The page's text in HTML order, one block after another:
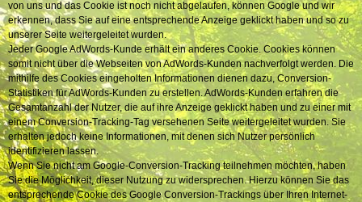
von uns und das Cookie ist noch nicht abgelaufen, können Google und wir
erkennen, dass Sie auf eine entsprechende Anzeige geklickt haben und so zu
unserer Seite weitergeleitet wurden.
Jeder Google AdWords-Kunde erhält ein anderes Cookie. Cookies können
somit nicht über die Webseiten von AdWords-Kunden nachverfolgt werden. Die
mithilfe des Cookies eingeholten Informationen dienen dazu, Conversion-
Statistiken für AdWords-Kunden zu erstellen. AdWords-Kunden erfahren die
Gesamtanzahl der Nutzer, die auf ihre Anzeige geklickt haben und zu einer mit
einem Conversion-Tracking-Tag versehenen Seite weitergeleitet wurden. Sie
erhalten jedoch keine Informationen, mit denen sich Nutzer persönlich
identifizieren lassen.
Wenn Sie nicht am Google-Conversion-Tracking teilnehmen möchten, haben
Sie die Möglichkeit, dieser Nutzung zu widersprechen. Hierzu können Sie das
entsprechende Cookie des Google Conversion-Trackings über Ihren Internet-